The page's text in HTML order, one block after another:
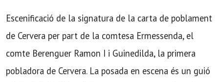
Escenificació de la signatura de la carta de poblament
de Cervera per part de la comtesa Ermessenda, el
comte Berenguer Ramon I i Guinedilda, la primera
pobladora de Cervera. La posada en escena és un guió